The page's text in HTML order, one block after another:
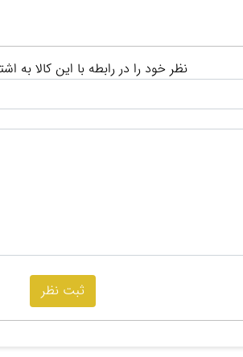
نظر خود را در رابطه با این کالا به